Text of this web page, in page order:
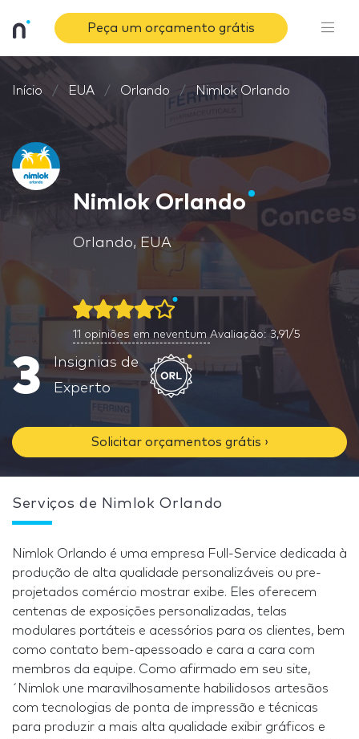
Peça um orçamento grátis
Início EUA Orlando Nimlok Orlando
Nimlok Orlando
Orlando, EUA
11 opiniões em neventum Avaliação: 3,91/5
3
Insignias de
Experto
Solicitar orçamentos grátis ›
Serviços de Nimlok Orlando
Nimlok Orlando é uma empresa Full-Service dedicada à
produção de alta qualidade personalizáveis ou pre-
projetados comércio mostrar exibe. Eles oferecem
centenas de exposições personalizadas, telas
modulares portáteis e acessórios para os clientes, bem
como contato bem-apessoado e cara a cara com
membros da equipe. Como afirmado em seu site,
´Nimlok une maravilhosamente habilidosos artesãos
com tecnologias de ponta de impressão e técnicas
para produzir a mais alta qualidade exibir gráficos e